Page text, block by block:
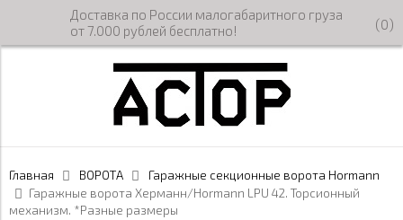
Доставка по России малогабаритного груза
от 7.000 рублей бесплатно!
(0)
Главная ВОРОТА
Гаражные секционные ворота Hormann
Гаражные ворота Херманн/Hormann LPU 42. Торсионный
механизм. *Разные размеры